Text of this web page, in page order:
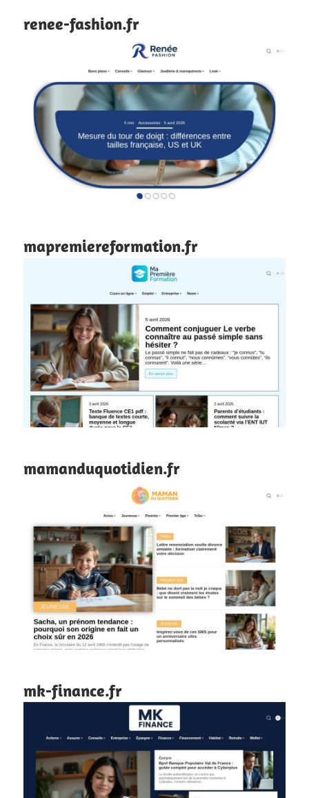
renee-fashion.fr
mapremiereformation.fr
mamanduquotidien.fr
mk-finance.fr